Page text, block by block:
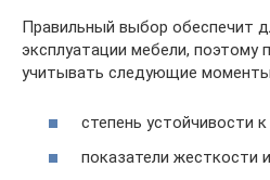
Правильный выбор обеспечит
эксплуатации мебели, поэтому
учитывать следующие
степень устойчивости
показатели жесткости